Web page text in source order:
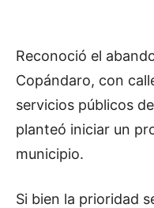
Reconoció el
Copándaro, con
servicios públicos
planteó iniciar un
municipio.
Si bien la prioridad